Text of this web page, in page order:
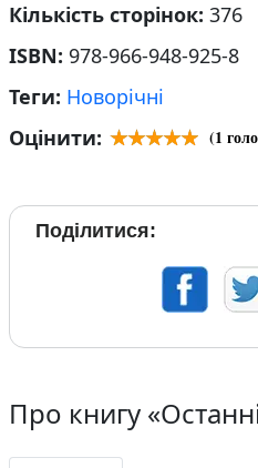
Кількість сторінок: 376
ISBN: 978-966-948-925-8
Теги: Новорічні
Оцінити:
(1
Поділитися:
Про книгу